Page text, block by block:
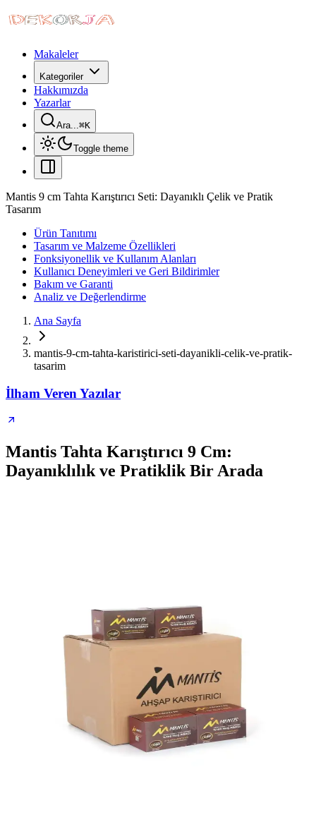
Makaleler
Kategoriler
Hakkımızda
Yazarlar
Ara...⌘K
Toggle theme
Mantis 9 cm Tahta Karıştırıcı Seti: Dayanıklı Çelik ve Pratik
Tasarım
Ürün Tanıtımı
Tasarım ve Malzeme Özellikleri
Fonksiyonellik ve Kullanım Alanları
Kullanıcı Deneyimleri ve Geri Bildirimler
Bakım ve Garanti
Analiz ve Değerlendirme
Ana Sayfa
mantis-9-cm-tahta-karistirici-seti-dayanikli-celik-ve-pratik-
tasarim
İlham Veren Yazılar
Mantis Tahta Karıştırıcı 9 Cm:
Dayanıklılık ve Pratiklik Bir Arada